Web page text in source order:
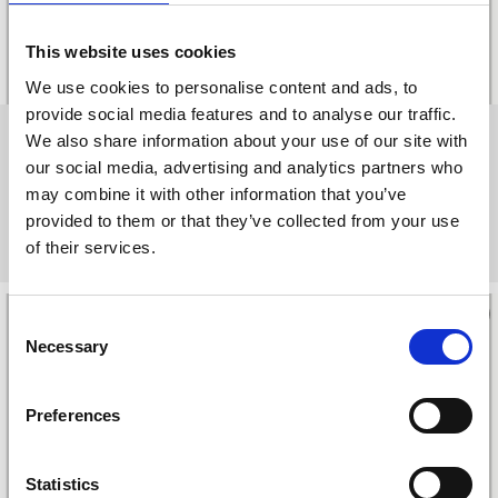
This website uses cookies
We use cookies to personalise content and ads, to
provide social media features and to analyse our traffic.
We also share information about your use of our site with
our social media, advertising and analytics partners who
may combine it with other information that you’ve
provided to them or that they’ve collected from your use
of their services.
Selection
Necessary
Preferences
Statistics
Resande & turism
Kinnekulles egenskaper har lockat människor på resande fot
under lång tid. Hur började det och vad finns det för
skillnader och likheter i det man vill upptäcka då och nu.